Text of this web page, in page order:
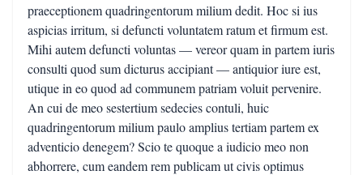
praeceptionem quadringentorum milium dedit. Hoc si ius
aspicias irritum, si defuncti voluntatem ratum et firmum est.
Mihi autem defuncti voluntas — vereor quam in partem iuris
consulti quod sum dicturus accipiant — antiquior iure est,
utique in eo quod ad communem patriam voluit pervenire.
An cui de meo sestertium sedecies contuli, huic
quadringentorum milium paulo amplius tertiam partem ex
adventicio denegem? Scio te quoque a iudicio meo non
abhorrere, cum eandem rem publicam ut civis optimus